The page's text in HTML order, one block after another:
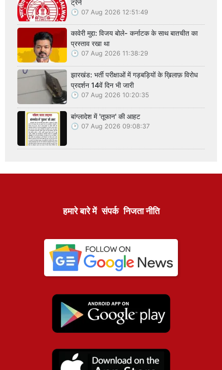
ट्रेनें
07 Aug 2026 12:51:49
कावेरी मुद्दा: विजय बोले- कर्नाटक के साथ बातचीत का
प्रस्ताव रखा था
07 Aug 2026 11:38:29
झारखंड: भर्ती परीक्षाओं में गड़बड़ियों के ख़िलाफ़ विरोध
प्रदर्शन 14वें दिन भी जारी
07 Aug 2026 10:20:35
बांग्लादेश में 'तूफान' की आहट
07 Aug 2026 09:08:37
हमारे बारे में संपर्क निजता नीति